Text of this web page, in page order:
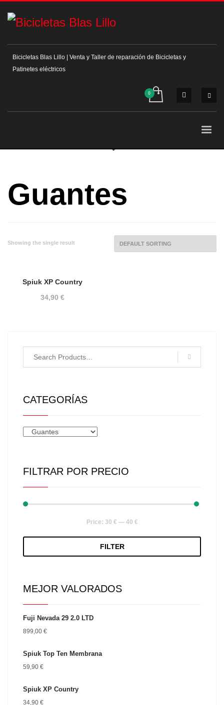
Bicicletas Blas Lillo | Venta y Taller de reparación de Bicicletas y
Patinetes eléctricos
Guantes
Showing the single result
Spiuk XP Country
34,90 €
CATEGORÍAS
FILTRAR POR PRECIO
price
price
FILTER
Price: 30 € — 40 €
MEJOR VALORADOS
Fuji Nevada 29 2.0 LTD
899,00 €
Spiuk Top Ten Membrana
59,90 €
Spiuk XP Country
34,90 €